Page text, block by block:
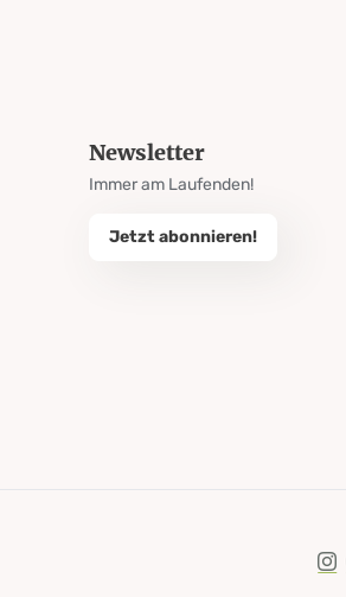
Newsletter
Immer am Laufenden!
Jetzt abonnieren!